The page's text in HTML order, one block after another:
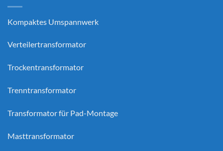
Kompaktes Umspannwerk
Verteilertransformator
Trockentransformator
Trenntransformator
Transformator für Pad-Montage
Masttransformator